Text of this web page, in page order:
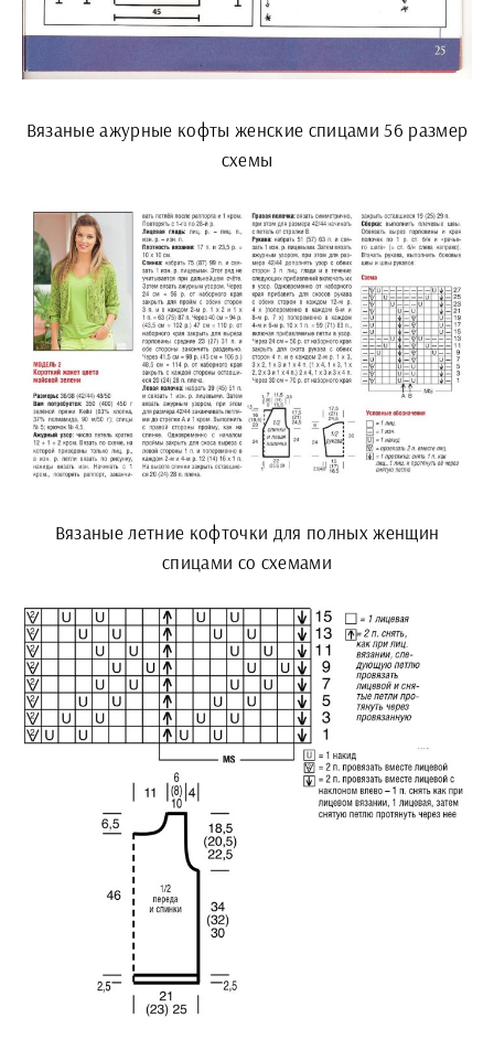
Вязаные ажурные кофты женские спицами 56 размер
схемы
Вязаные летние кофточки для полных женщин
спицами со схемами